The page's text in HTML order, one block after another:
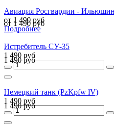
Авиация Росгвардии - Ильюшин
от 1 490 руб
от 1 490 руб
Подробнее
Истребитель СУ-35
1 490 руб
1 490 руб
Немецкий танк (PzKpfw lV)
1 490 руб
1 490 руб